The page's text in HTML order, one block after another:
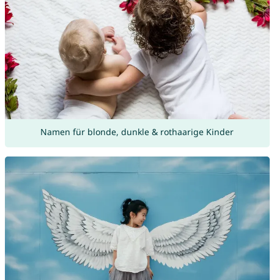
Namen für blonde, dunkle & rothaarige Kinder